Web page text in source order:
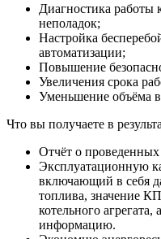
Диагностика работы
неполадок;
Настройка
автоматизации;
Повышение
Увеличения срока
Уменьшение объёма
Что вы получаете в
Отчёт о
Эксплуатационную
включающий в себя
топлива, значение
котельного
информацию.